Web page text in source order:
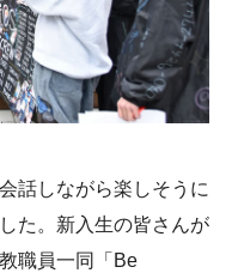
話しながら楽しそうに
た。新入生の皆さんが
職員一同「Be